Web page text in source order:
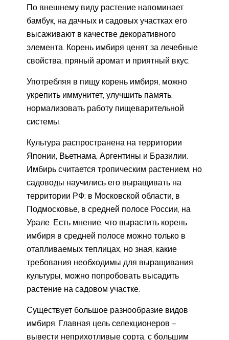
По внешнему виду растение напоминает
бамбук, на дачных и садовых участках его
высаживают в качестве декоративного
элемента. Корень имбиря ценят за лечебные
свойства, пряный аромат и приятный вкус.
Употребляя в пищу корень имбиря, можно
укрепить иммунитет, улучшить память,
нормализовать работу пищеварительной
системы.
Культура распространена на территории
Японии, Вьетнама, Аргентины и Бразилии.
Имбирь считается тропическим растением, но
садоводы научились его выращивать на
территории РФ: в Московской области, в
Подмосковье, в средней полосе России, на
Урале. Есть мнение, что вырастить корень
имбиря в средней полосе можно только в
отапливаемых теплицах, но зная, какие
требования необходимы для выращивания
культуры, можно попробовать высадить
растение на садовом участке.
Существует большое разнообразие видов
имбиря. Главная цель селекционеров –
вывести неприхотливые сорта, с большим